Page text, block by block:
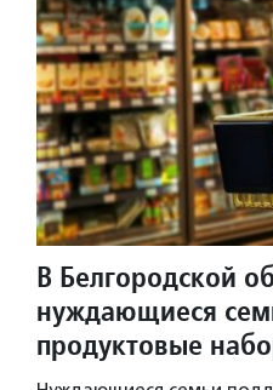
В Белгородской
нуждающиеся
продуктовые